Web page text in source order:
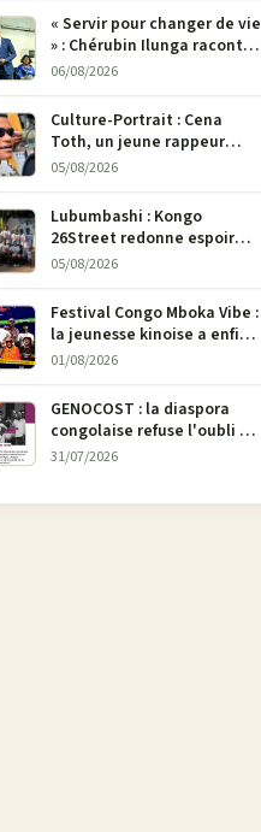
son crayon
« Servir pour changer de vie
» : Chérubin Ilunga raconte
le parcours du député
Tshimbu en 137 pages
06/08/2026
Culture-Portrait : Cena
Toth, un jeune rappeur
déterminé à faire entendre
05/08/2026
Lubumbashi : Kongo
26Street redonne espoir
aux enfants de la rue par
05/08/2026
Festival Congo Mboka Vibe :
la jeunesse kinoise a enfin
sa plateforme de culture
01/08/2026
GENOCOST : la diaspora
congolaise refuse l'oubli et
lance une campagne pour
31/07/2026